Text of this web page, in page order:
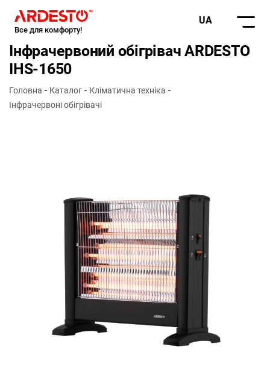
Все для комфорту!
UA
Інфрачервоний обігрівач ARDESTO
IHS-1650
Головна Каталог
Кліматична техніка
Інфрачервоні обігрівачі